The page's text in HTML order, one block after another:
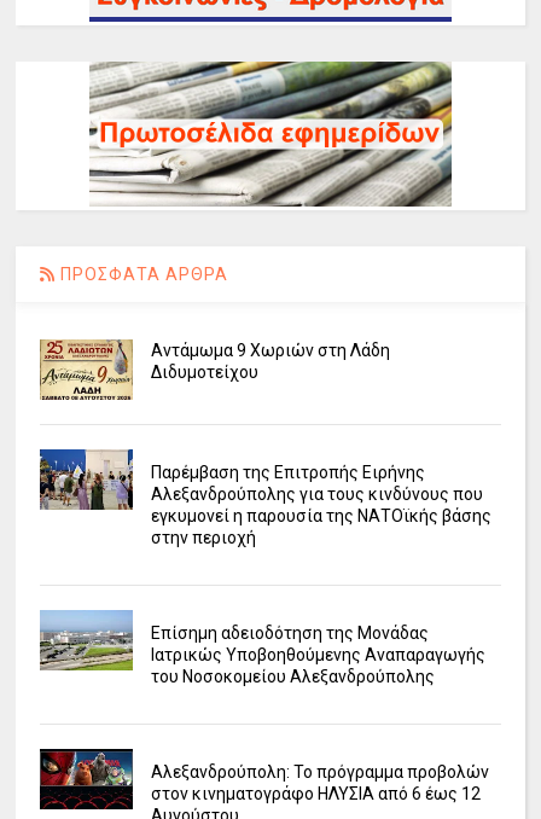
ΠΡΟΣΦΑΤΑ ΑΡΘΡΑ
Αντάμωμα 9 Χωριών στη Λάδη
Διδυμοτείχου
Παρέμβαση της Επιτροπής Ειρήνης
Αλεξανδρούπολης για τους κινδύνους που
εγκυμονεί η παρουσία της ΝΑΤΟϊκής βάσης
στην περιοχή
Επίσημη αδειοδότηση της Μονάδας
Ιατρικώς Υποβοηθούμενης Αναπαραγωγής
του Νοσοκομείου Αλεξανδρούπολης
Αλεξανδρούπολη: Το πρόγραμμα προβολών
στον κινηματογράφο ΗΛΥΣΙΑ από 6 έως 12